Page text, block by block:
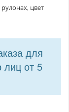
цвет
для
от 5